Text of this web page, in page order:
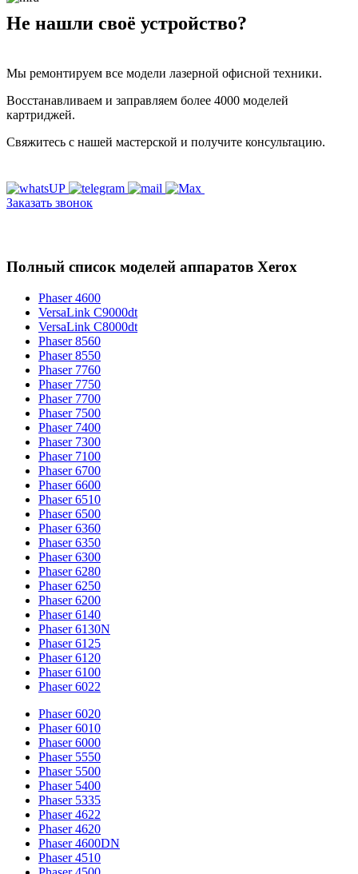
Не нашли своё устройство?
Мы ремонтируем все модели лазерной офисной техники.
Восстанавливаем и заправляем более 4000 моделей
картриджей.
Свяжитесь с нашей мастерской и получите консультацию.
Заказать звонок
Полный список моделей аппаратов Xerox
Phaser 4600
VersaLink C9000dt
VersaLink C8000dt
Phaser 8560
Phaser 8550
Phaser 7760
Phaser 7750
Phaser 7700
Phaser 7500
Phaser 7400
Phaser 7300
Phaser 7100
Phaser 6700
Phaser 6600
Phaser 6510
Phaser 6500
Phaser 6360
Phaser 6350
Phaser 6300
Phaser 6280
Phaser 6250
Phaser 6200
Phaser 6140
Phaser 6130N
Phaser 6125
Phaser 6120
Phaser 6100
Phaser 6022
Phaser 6020
Phaser 6010
Phaser 6000
Phaser 5550
Phaser 5500
Phaser 5400
Phaser 5335
Phaser 4622
Phaser 4620
Phaser 4600DN
Phaser 4510